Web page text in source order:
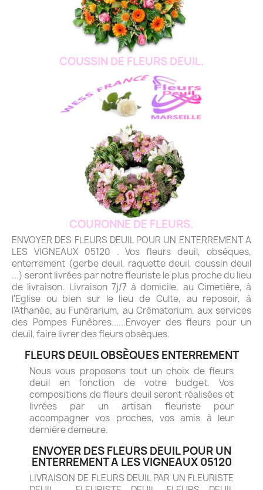
COUSSIN DE FLEURS DEUIL.
COURONNE DE FLEURS.
ENVOYER DES FLEURS DEUIL POUR UN ENTERREMENT A
LES VIGNEAUX 05120 . Vos fleurs deuil, obsèques,
enterrement (gerbe deuil, raquette deuil, coussin deuil
...) seront livrées par notre fleuriste le plus proche du lieu
de livraison. Livraison 7j/7 à domicile, au Cimetière, à
l'Eglise ou bien sur le lieu de Culte, au reposoir, à
l'Athanée, au Funérarium, au Crématorium, aux services
des Pompes Funèbres......Envoyer des fleurs pour un
deuil, faire livrer des fleurs obsèques.
FLEURS DEUIL OBSÈQUES ENTERREMENT
Nous vous proposons tout un choix de fleurs
deuil en fonction de votre budget. Vos
compositions de fleurs deuil seront réalisées et
livrées par un artisan fleuriste pour
accompagner vos proches, vos amis à leur
dernière demeure.
ENVOYER DES FLEURS DEUIL POUR UN
ENTERREMENT A LES VIGNEAUX 05120
LIVRAISON DE FLEURS DEUIL PAR UN FLEURISTE